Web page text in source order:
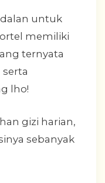
untuk
memiliki
ternyata
lho!
gizi harian,
sebanyak